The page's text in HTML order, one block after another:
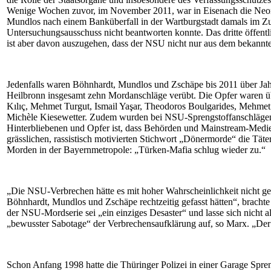
Wenige Wochen zuvor, im November 2011, war in Eisenach die
Mundlos nach einem Banküberfall in der Wartburgstadt damals im
Untersuchungsausschuss nicht beantworten konnte. Das dritte
ist aber davon auszugehen, dass der NSU nicht nur aus dem
Jedenfalls waren Böhnhardt, Mundlos und Zschäpe bis 2011 über
Heilbronn insgesamt zehn Mordanschläge verübt. Die Opfer
Kılıç, Mehmet Turgut, Ismail Yaşar, Theodoros Boulgarides,
Michèle Kiesewetter. Zudem wurden bei NSU-
Hinterbliebenen und Opfer ist, dass Behörden und Mainstream-
grässlichen, rassistisch motivierten Stichwort „Dönermorde“ die
Morden in der Bayernmetropole: „Türken-Mafia schlug wieder zu.“
„Die NSU-Verbrechen hätte es mit hoher Wahrscheinlichkeit nicht
Böhnhardt, Mundlos und Zschäpe rechtzeitig gefasst hätten“,
der NSU-Mordserie sei „ein einziges Desaster“ und lasse sich nicht
„bewusster Sabotage“ der Verbrechensaufklärung auf, so Marx.
Schon Anfang 1998 hatte die Thüringer Polizei in einer Garage